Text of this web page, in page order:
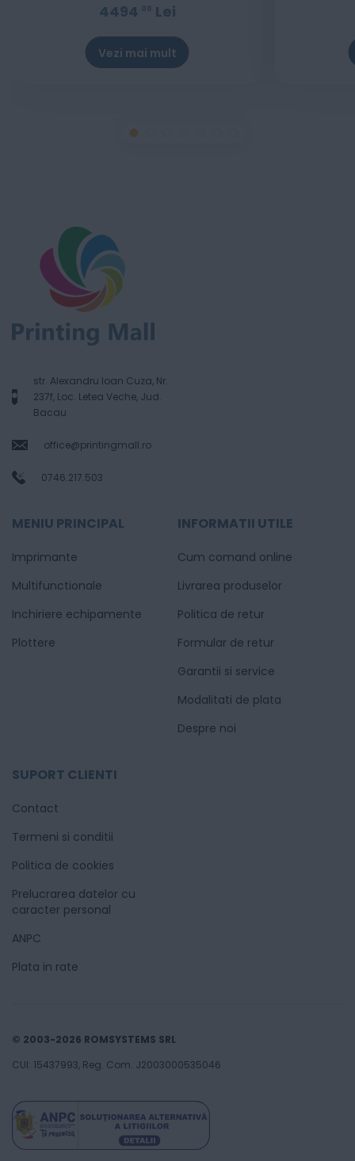
4494 00 Lei
Vezi mai mult
Stoc epuizat
str. Alexandru Ioan Cuza, Nr.
237f, Loc. Letea Veche, Jud.
Bacau
office@printingmall.ro
0746.217.503
MENIU PRINCIPAL
Imprimante
Multifunctionale
Inchiriere echipamente
Plottere
INFORMATII UTILE
Cum comand online
Livrarea produselor
Politica de retur
Formular de retur
Garantii si service
Modalitati de plata
Despre noi
SUPORT CLIENTI
Contact
Termeni si conditii
Politica de cookies
Prelucrarea datelor cu
caracter personal
ANPC
Plata in rate
© 2003-2026 ROMSYSTEMS SRL
CUI: 15437993, Reg. Com. J2003000535046